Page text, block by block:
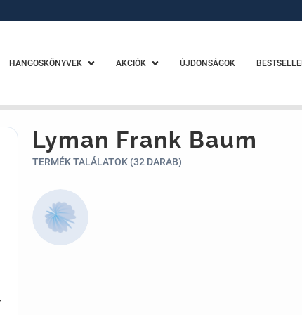
HANGOSKÖNYVEK AKCIÓK ÚJDONSÁGOK
Lyman Frank Baum
TERMÉK TALÁLATOK (32 DARAB)